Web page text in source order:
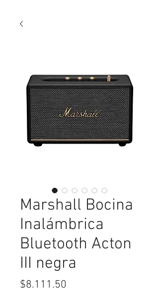
Marshall Bocina
Inalámbrica
Bluetooth Acton
III negra
$8,111.50